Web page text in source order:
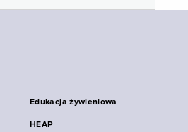
Edukacja żywieniowa
HEAP